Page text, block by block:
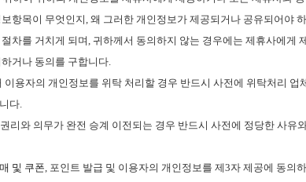
항목이 무엇인지, 왜 그러한 개인정보가 제공되거나 공유되어야
차를 거치게 되며, 귀하께서 동의하지 않는 경우에는 제휴사에게
거나 동의를 구합니다.
이용자의 개인정보를 위탁 처리할 경우 반드시 사전에 위탁처리 업
다.
리와 의무가 완전 승계 이전되는 경우 반드시 사전에 정당한 사
및 쿠폰, 포인트 발급 및 이용자의 개인정보를 제3자 제공에 동의